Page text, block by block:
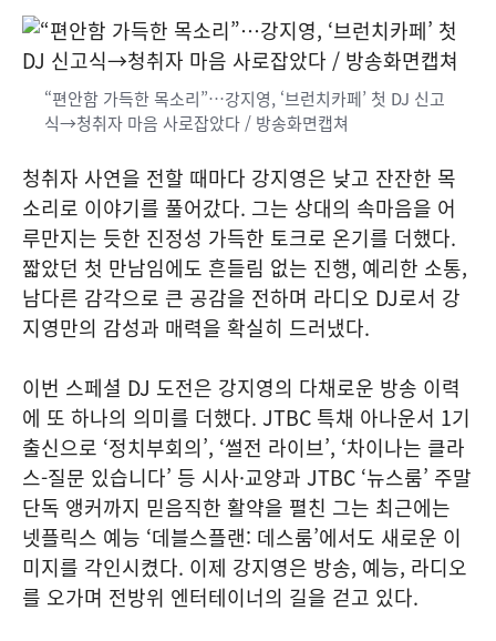
“편안함 가득한 목소리”…강지영, ‘브런치카페’ 첫 DJ 신고
식→청취자 마음 사로잡았다 / 방송화면캡쳐
청취자 사연을 전할 때마다 강지영은 낮고 잔잔한 목
소리로 이야기를 풀어갔다. 그는 상대의 속마음을 어
루만지는 듯한 진정성 가득한 토크로 온기를 더했다.
짧았던 첫 만남임에도 흔들림 없는 진행, 예리한 소통,
남다른 감각으로 큰 공감을 전하며 라디오 DJ로서 강
지영만의 감성과 매력을 확실히 드러냈다.
이번 스페셜 DJ 도전은 강지영의 다채로운 방송 이력
에 또 하나의 의미를 더했다. JTBC 특채 아나운서 1기
출신으로 ‘정치부회의’, ‘썰전 라이브’, ‘차이나는 클라
스-질문 있습니다’ 등 시사·교양과 JTBC ‘뉴스룸’ 주말
단독 앵커까지 믿음직한 활약을 펼친 그는 최근에는
넷플릭스 예능 ‘데블스플랜: 데스룸’에서도 새로운 이
미지를 각인시켰다. 이제 강지영은 방송, 예능, 라디오
를 오가며 전방위 엔터테이너의 길을 걷고 있다.